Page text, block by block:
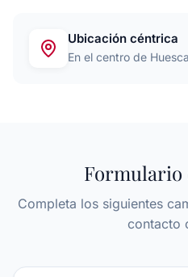
Ubicación céntrica
En el centro de Huesca
Formulario
Completa los siguientes
contacto